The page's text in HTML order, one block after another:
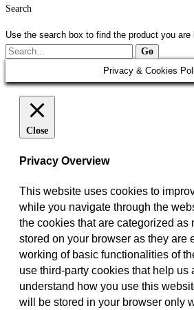
Search
Use the search box to find the product you are
Privacy & Cookies
Close
Privacy Overview
This website uses cookies to
while you navigate through the
the cookies that are categorized as
stored on your browser as they are
working of basic functionalities of
use third-party cookies that help us
understand how you use this
will be stored in your browser only